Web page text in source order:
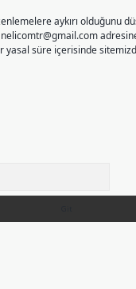
aykırı olduğunu
süre içerisinde